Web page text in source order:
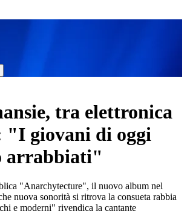
tra elettronica
"I giovani di oggi
arrabbiati"
"Anarchytecture", il nuovo album nel
nuova sonorità si ritrova la consueta rabbia
e moderni" rivendica la cantante